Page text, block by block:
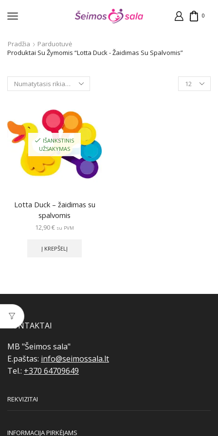
0
Pradžia
Parduotuvė
Produktai Su Žymomis “Lotta Duck - Žaidimas Su Spalvomis”
Products
per
IŠANKSTINIS
UŽSAKYMAS
Lotta Duck – žaidimas su
spalvomis
12,90€ su PVM
Į KREPŠELĮ
KONTAKTAI
MB "Šeimos sala"
E.paštas: info@seimossala.lt
Tel.: +370 64709649
REKVIZITAI
INFORMACIJA PIRKĖJAMS